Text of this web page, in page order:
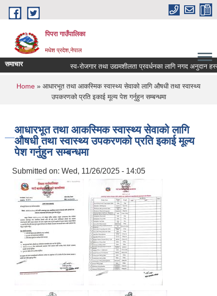
Skip to main content
पिपरा गाउँपालिका
मधेश प्रदेश,नेपाल
समाचार स्व-रोजगार तथा उद्यमशीलता प्रवर्धनका लागि नगद अनुदान
You are here
Home » आधारभूत तथा आकस्मिक स्वास्थ्य सेवाको लागि औषधी तथा स्वास्थ्य
उपकरणको प्रति इकाई मूल्य पेश गर्नुहुन सम्बन्धमा
आधारभूत तथा आकस्मिक स्वास्थ्य सेवाको लागि
औषधी तथा स्वास्थ्य उपकरणको प्रति इकाई मूल्य
पेश गर्नुहुन सम्बन्धमा
Submitted on: Wed, 11/26/2025 - 14:05